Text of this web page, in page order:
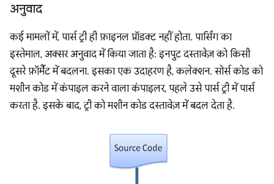
अनुवाद
कई मामलों में, पार्स ट्री ही फ़ाइनल प्रॉडक्ट नहीं होता. पार्सिंग का
इस्तेमाल, अक्सर अनुवाद में किया जाता है: इनपुट दस्तावेज़ को किसी
दूसरे फ़ॉर्मैट में बदलना. इसका एक उदाहरण है, कलेक्शन. सोर्स कोड को
मशीन कोड में कंपाइल करने वाला कंपाइलर, पहले उसे पार्स ट्री में पार्स
करता है. इसके बाद, ट्री को मशीन कोड दस्तावेज़ में बदल देता है.